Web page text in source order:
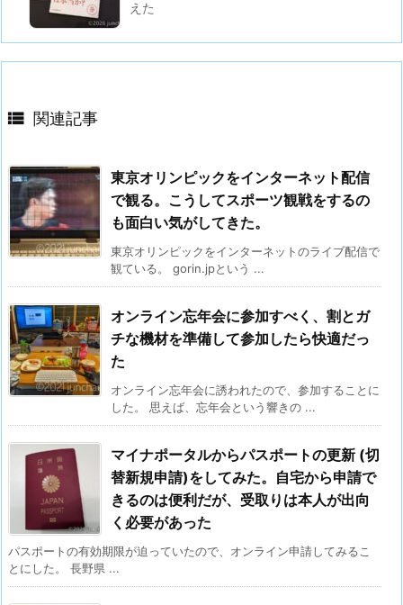
えた
 関連記事
東京オリンピックをインターネット配信
で観る。こうしてスポーツ観戦をするの
も面白い気がしてきた。
東京オリンピックをインターネットのライブ配信で
観ている。 gorin.jpという ...
オンライン忘年会に参加すべく、割とガ
チな機材を準備して参加したら快適だっ
た
オンライン忘年会に誘われたので、参加することに
した。 思えば、忘年会という響きの ...
マイナポータルからパスポートの更新 (切
替新規申請)をしてみた。自宅から申請で
きるのは便利だが、受取りは本人が出向
く必要があった
パスポートの有効期限が迫っていたので、オンライン申請してみるこ
とにした。 長野県 ...